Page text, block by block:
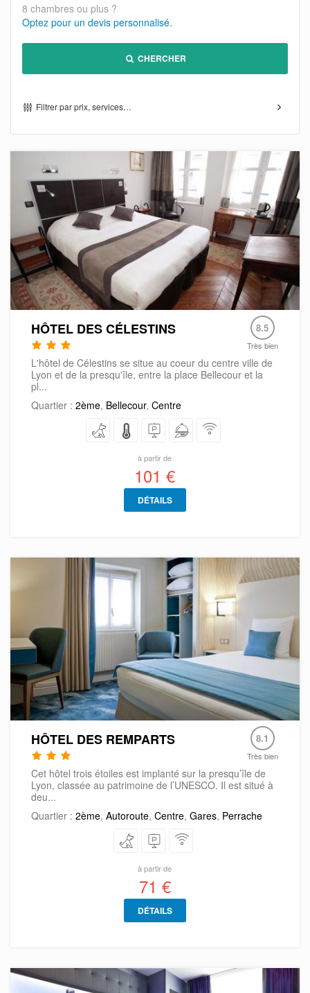
8 chambres ou plus ?
Optez pour un devis personnalisé.
CHERCHER
Filtrer par prix, services…
HÔTEL DES CÉLESTINS 8.5
Très bien
L'hôtel de Célestins se situe au coeur du centre ville de
Lyon et de la presqu'île, entre la place Bellecour et la
pl...
Quartier : 2ème, Bellecour, Centre
à partir de
101 €
DÉTAILS
HÔTEL DES REMPARTS 8.1
Très bien
Cet hôtel trois étoiles est implanté sur la presqu’île de
Lyon, classée au patrimoine de l’UNESCO. Il est situé à
deu...
Quartier : 2ème, Autoroute, Centre, Gares, Perrache
à partir de
71 €
DÉTAILS